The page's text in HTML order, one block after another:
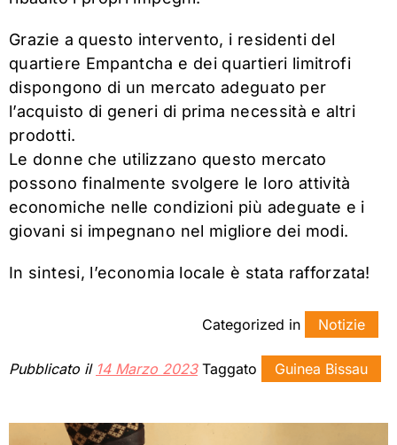
Grazie a questo intervento, i residenti del
quartiere Empantcha e dei quartieri limitrofi
dispongono di un mercato adeguato per
l’acquisto di generi di prima necessità e altri
prodotti.
Le donne che utilizzano questo mercato
possono finalmente svolgere le loro attività
economiche nelle condizioni più adeguate e i
giovani si impegnano nel migliore dei modi.
In sintesi, l’economia locale è stata rafforzata!
Pubblicato il 14 Marzo 2023
Categorized in Notizie
Taggato Guinea Bissau